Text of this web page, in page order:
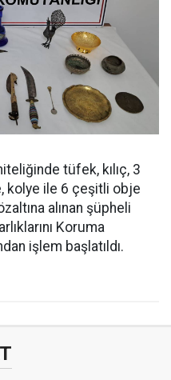
tüfek, kılıç, 3
kolye ile 6 çeşitli obje
alınan şüpheli
Koruma
işlem başlatıldı.